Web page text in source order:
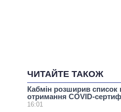
ЧИТАЙТЕ ТАКОЖ
Кабмін розширив список
отримання COVID-
16:01